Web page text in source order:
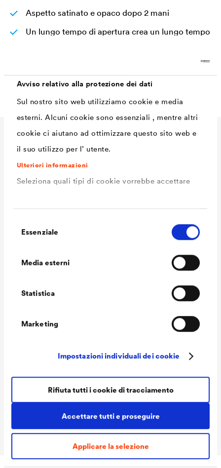
Avviso relativo alla protezione dei dati
Sul nostro sito web utilizziamo cookie e media
esterni. Alcuni cookie sono essenziali , mentre altri
cookie ci aiutano ad ottimizzare questo sito web e
il suo utilizzo per l’ utente.
Ulteriori informazioni
Seleziona quali tipi di cookie vorrebbe accettare
delEssenziale
Media esterni
Statistica
Marketing
Impostazioni individuali dei cookie
Accettare tutti e proseguire
Applicare la selezione
Rifiuta tutti i cookie di tracciamento
Aspetto satinato e opaco dopo 2 mani
Un lungo tempo di apertura crea un lungo tempo
primer
Dati Tecnici
Consumo
70 - 125 ml/m²
/ 5449 blu colomba / 6486
chiara / 7360 grigio alpino /
grigio quarzo / 8170 noce /
teak / 8450 palissandro / 9101
sandalo / 9995 ebano
Volume delle
confezioni Ready
1,0 L / 2,5 L / 5 L
confezioni MIX
1,0 L / 2,5 L / 5 L